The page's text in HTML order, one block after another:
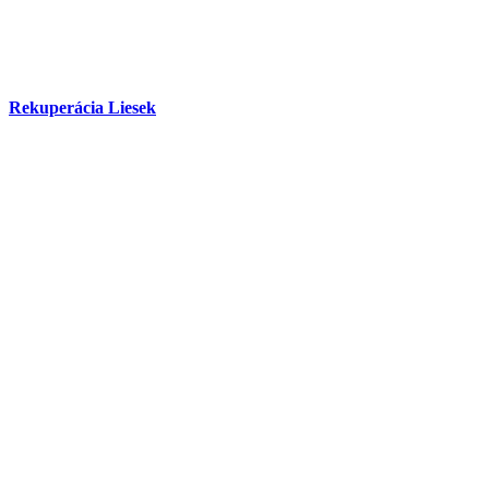
Rekuperácia Liesek